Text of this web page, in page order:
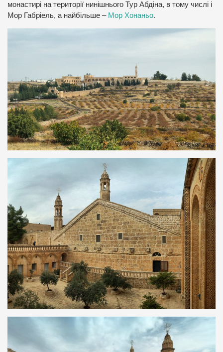
монастирі на території нинішнього Тур Абдіна, в тому числі і
Мор Габріель, а найбільше – Мор Хонаньо.